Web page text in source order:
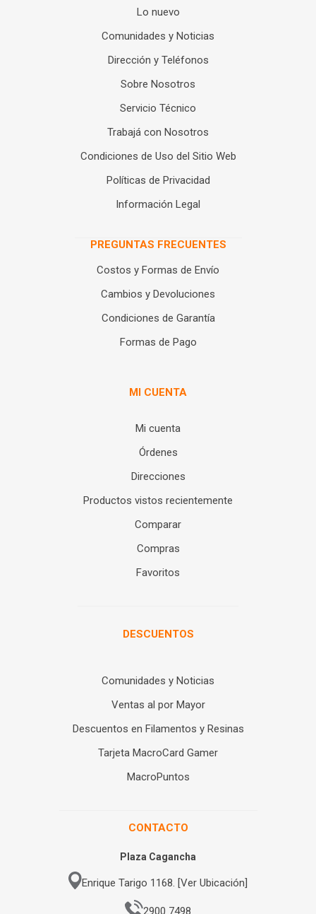
Lo nuevo
Comunidades y Noticias
Dirección y Teléfonos
Sobre Nosotros
Servicio Técnico
Trabajá con Nosotros
Condiciones de Uso del Sitio Web
Políticas de Privacidad
Información Legal
PREGUNTAS FRECUENTES
Costos y Formas de Envío
Cambios y Devoluciones
Condiciones de Garantía
Formas de Pago
MI CUENTA
Mi cuenta
Órdenes
Direcciones
Productos vistos recientemente
Comparar
Compras
Favoritos
DESCUENTOS
Comunidades y Noticias
Ventas al por Mayor
Descuentos en Filamentos y Resinas
Tarjeta MacroCard Gamer
MacroPuntos
CONTACTO
Plaza Cagancha
Enrique Tarigo 1168. [Ver Ubicación]
2900 7498